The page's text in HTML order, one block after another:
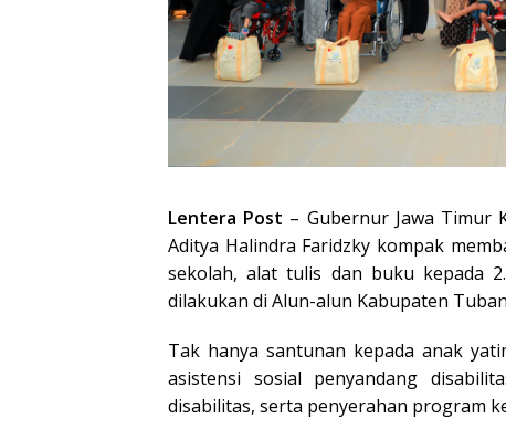
Lentera Post – Gubernur Jawa Timur
Aditya Halindra Faridzky kompak
sekolah, alat tulis dan buku kepada
dilakukan di Alun-alun Kabupaten
Tak hanya santunan kepada anak
asistensi sosial penyandang
disabilitas, serta penyerahan program